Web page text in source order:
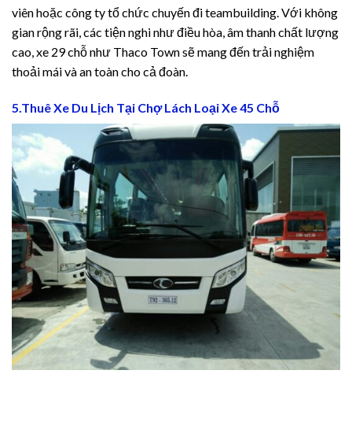
viên hoặc công ty tổ chức chuyến đi teambuilding. Với không
gian rộng rãi, các tiện nghi như điều hòa, âm thanh chất lượng
cao, xe 29 chỗ như Thaco Town sẽ mang đến trải nghiệm
thoải mái và an toàn cho cả đoàn.
5.Thuê Xe Du Lịch Tại Chợ Lách Loại Xe 45 Chỗ